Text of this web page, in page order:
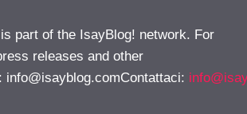
part of the IsayBlog! network. For
releases and other
info@isayblog.comContattaci: